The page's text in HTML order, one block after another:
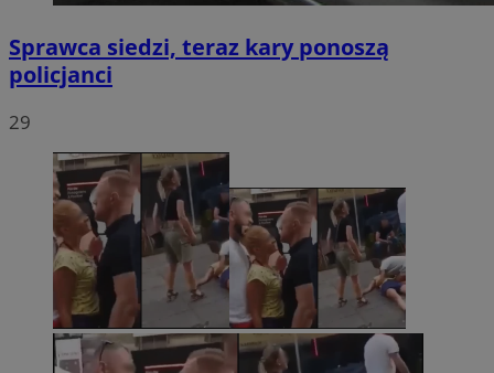
Sprawca siedzi, teraz kary ponoszą
policjanci
29